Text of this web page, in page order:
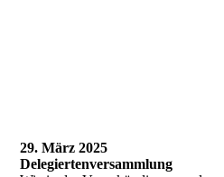
29. März 2025
Delegiertenversammlung